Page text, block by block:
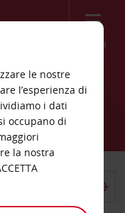
Menù
le nostre
l’esperienza di
i dati
occupano di
la nostra